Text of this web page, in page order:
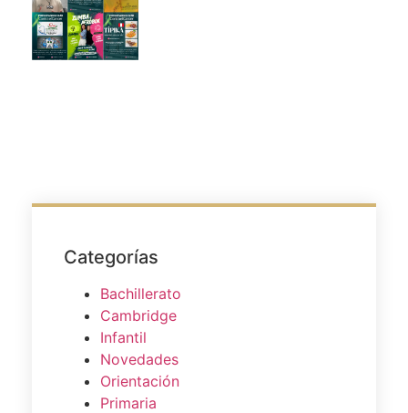
Categorías
Bachillerato
Cambridge
Infantil
Novedades
Orientación
Primaria